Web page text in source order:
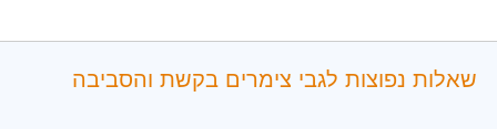
שאלות נפוצות לגבי צימרים בקשת והסביבה